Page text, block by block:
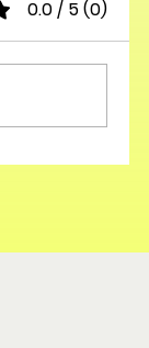
0.0 / 5 (0)